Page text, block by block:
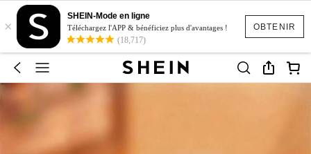
OBTENIR
×
SHEIN-Mode en ligne
Téléchargez l'APP & bénéficiez plus d'avantages !
(18,717)